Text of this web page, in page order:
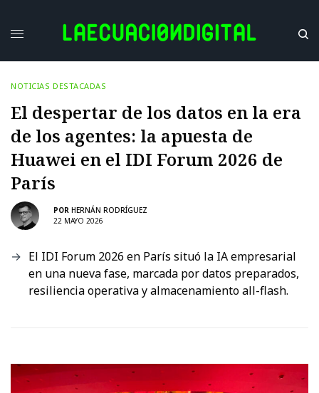
NOTICIAS DESTACADAS
El despertar de los datos en la era
de los agentes: la apuesta de
Huawei en el IDI Forum 2026 de
París
POR HERNÁN RODRÍGUEZ
22 MAYO 2026
El IDI Forum 2026 en París situó la IA empresarial
en una nueva fase, marcada por datos preparados,
resiliencia operativa y almacenamiento all-flash.